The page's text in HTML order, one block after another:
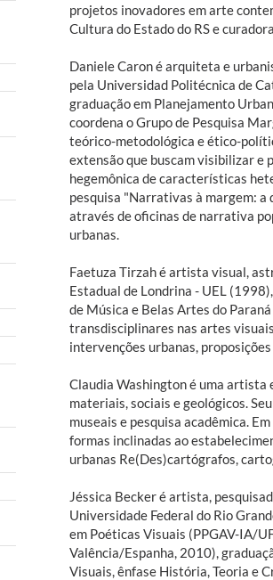
projetos inovadores em arte
Cultura do Estado do RS e
Daniele Caron é arquiteta e
pela Universidad Politécnica de
graduação em Planejamento
coordena o Grupo de Pesquisa
teórico-metodológica e ético-
extensão que buscam visibilizar e
hegemônica de características
pesquisa "Narrativas à margem: a
através de oficinas de narrativa
urbanas.
Faetuza Tirzah é artista visual,
Estadual de Londrina - UEL
de Música e Belas Artes do
transdisciplinares nas artes
intervenções urbanas,
Claudia Washington é uma artista
materiais, sociais e geológicos.
museais e pesquisa acadêmica.
formas inclinadas ao
urbanas Re(Des)cartógrafos,
Jéssica Becker é artista,
Universidade Federal do Rio
em Poéticas Visuais (PPGAV-IA/
Valência/Espanha, 2010),
Visuais, ênfase História, Teoria e